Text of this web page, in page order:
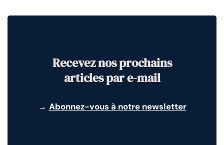
Recevez nos prochains
articles par e-mail
→ Abonnez-vous à notre newsletter